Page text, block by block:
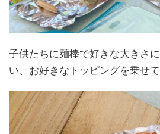
子供たちに麺棒で好きな大きさ
い、お好きなトッピングを乗せ